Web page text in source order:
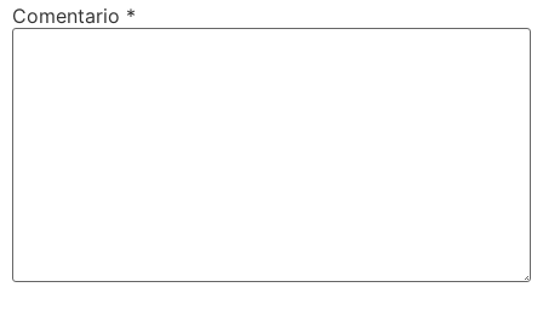
Comentario *